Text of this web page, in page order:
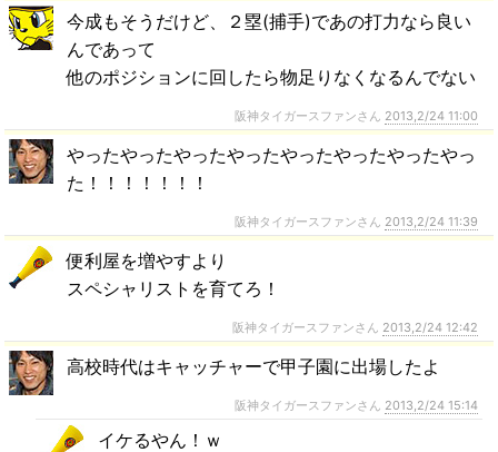
今成もそうだけど、２塁(捕手)であの打力なら良い
んであって
他のポジションに回したら物足りなくなるんでない
阪神タイガースファンさん 2013,2/24 11:00
やったやったやったやったやったやったやったやっ
た！！！！！！！
阪神タイガースファンさん 2013,2/24 11:39
便利屋を増やすより
スペシャリストを育てろ！
阪神タイガースファンさん 2013,2/24 12:42
高校時代はキャッチャーで甲子園に出場したよ
阪神タイガースファンさん 2013,2/24 15:14
イケるやん！ｗ